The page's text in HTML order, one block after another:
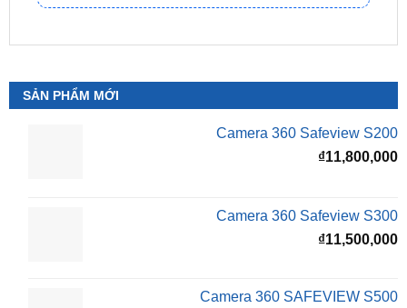
SẢN PHẨM MỚI
Camera 360 Safeview S200
₫11,800,000
Camera 360 Safeview S300
₫11,500,000
Camera 360 SAFEVIEW S500